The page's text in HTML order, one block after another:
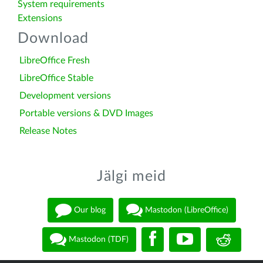
System requirements
Extensions
Download
LibreOffice Fresh
LibreOffice Stable
Development versions
Portable versions & DVD Images
Release Notes
Jälgi meid
Our blog Mastodon (LibreOffice)
Mastodon (TDF)